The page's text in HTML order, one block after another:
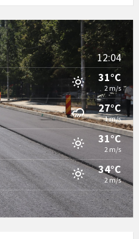
12:04
31°C
2 m/s
27°C
1 m/s
31°C
2 m/s
34°C
2 m/s